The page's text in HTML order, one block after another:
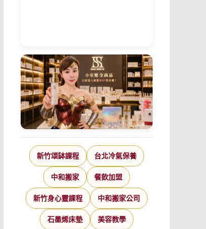
新竹頌缽課程 台北冷氣保養
中和搬家 餐飲加盟
新竹身心靈課程 中和搬家公司
石墨烯床墊 美容教學